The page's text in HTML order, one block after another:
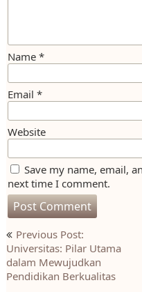
Name *
Email *
Website
Save my name, email,
next time I comment.
Post
navigation
Previous Post:
Universitas: Pilar Utama
dalam Mewujudkan
Pendidikan Berkualitas